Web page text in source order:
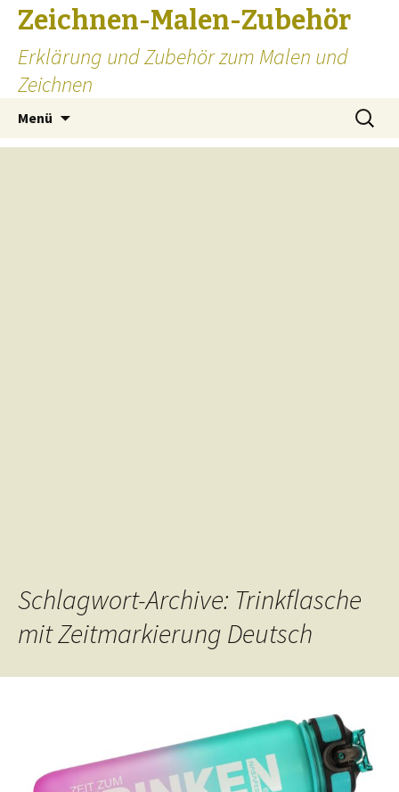
Zeichnen-Malen-Zubehör
Erklärung und Zubehör zum Malen und
Zeichnen
Menü
springen
Suchen
nach:
Schlagwort-Archive: Trinkflasche
mit Zeitmarkierung Deutsch